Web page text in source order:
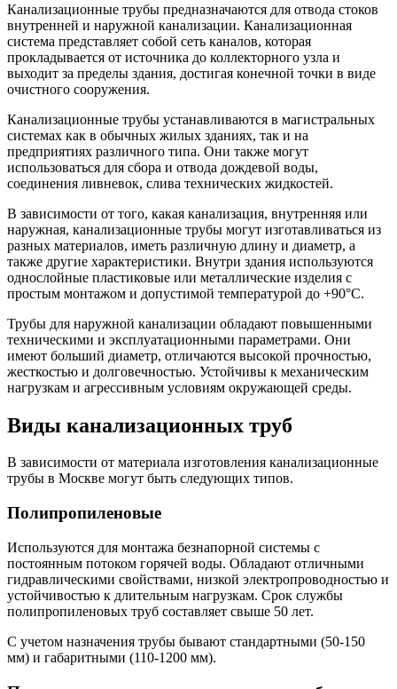
Канализационные трубы предназначаются для отвода стоков
внутренней и наружной канализации. Канализационная
система представляет собой сеть каналов, которая
прокладывается от источника до коллекторного узла и
выходит за пределы здания, достигая конечной точки в виде
очистного сооружения.
Канализационные трубы устанавливаются в магистральных
системах как в обычных жилых зданиях, так и на
предприятиях различного типа. Они также могут
использоваться для сбора и отвода дождевой воды,
соединения ливневок, слива технических жидкостей.
В зависимости от того, какая канализация, внутренняя или
наружная, канализационные трубы могут изготавливаться из
разных материалов, иметь различную длину и диаметр, а
также другие характеристики. Внутри здания используются
однослойные пластиковые или металлические изделия с
простым монтажом и допустимой температурой до +90°С.
Трубы для наружной канализации обладают повышенными
техническими и эксплуатационными параметрами. Они
имеют больший диаметр, отличаются высокой прочностью,
жесткостью и долговечностью. Устойчивы к механическим
нагрузкам и агрессивным условиям окружающей среды.
Виды канализационных труб
В зависимости от материала изготовления канализационные
трубы в Москве могут быть следующих типов.
Полипропиленовые
Используются для монтажа безнапорной системы с
постоянным потоком горячей воды. Обладают отличными
гидравлическими свойствами, низкой электропроводностью и
устойчивостью к длительным нагрузкам. Срок службы
полипропиленовых труб составляет свыше 50 лет.
С учетом назначения трубы бывают стандартными (50-150
мм) и габаритными (110-1200 мм).